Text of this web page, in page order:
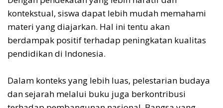
kontekstual, siswa dapat lebih mudah memahami
materi yang diajarkan. Hal ini tentu akan
berdampak positif terhadap peningkatan kualitas
pendidikan di Indonesia.
Dalam konteks yang lebih luas, pelestarian budaya
dan sejarah melalui buku juga berkontribusi